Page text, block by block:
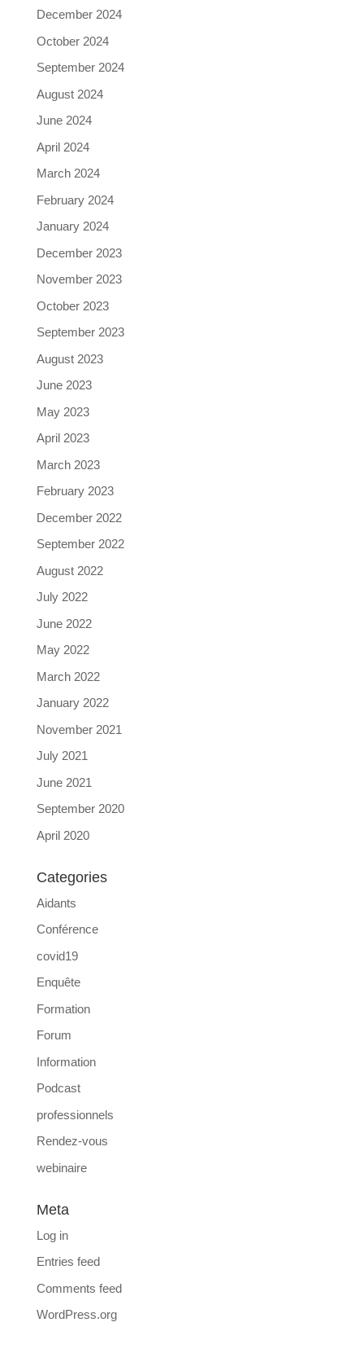
December 2024
October 2024
September 2024
August 2024
June 2024
April 2024
March 2024
February 2024
January 2024
December 2023
November 2023
October 2023
September 2023
August 2023
June 2023
May 2023
April 2023
March 2023
February 2023
December 2022
September 2022
August 2022
July 2022
June 2022
May 2022
March 2022
January 2022
November 2021
July 2021
June 2021
September 2020
April 2020
Categories
Aidants
Conférence
covid19
Enquête
Formation
Forum
Information
Podcast
professionnels
Rendez-vous
webinaire
Meta
Log in
Entries feed
Comments feed
WordPress.org